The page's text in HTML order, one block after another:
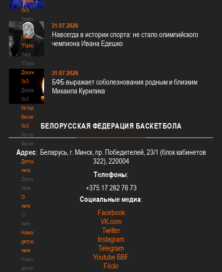
3х3
Чемпионат
3х3
Лига
"Палова"
Лига
"Палова"
Документы
3х3
Документы
3х3
История
баскетбола
3х3
История
баскетбола
3х3
Детская
лига
Детская
лига
О
лиге
О
лиге
Новости
детской
лиги
Новости
детской
31.07.2026
Навсегда в истории спорта: не стало олимпийского
чемпиона Ивана Едешко
31.07.2026
БФБ выражает соболезнования родным и близким
Михаила Курилика
БЕЛОРУССКАЯ ФЕДЕРАЦИЯ БАСКЕТБОЛА
Адрес: Беларусь, г. Минск, пр. Победителей, 23/1 (блок кабинетов
322), 220004
Телефоны:
+375 17 282 76 73
Социальные медиа:
Facebook
VK.com
Twitter
Instagram
Telegram
Youtube BBF
Flickr